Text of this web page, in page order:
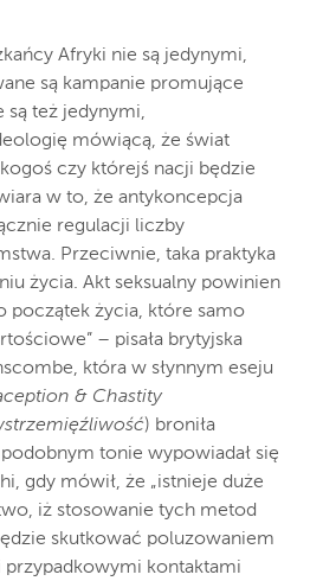
Afryki nie są jedynymi,
są kampanie promujące
są też jedynymi,
mówiącą, że świat
czy którejś nacji będzie
w to, że antykoncepcja
regulacji liczby
Przeciwnie, taka praktyka
życia. Akt seksualny powinien
początek życia, które samo
– pisała brytyjska
która w słynnym eseju
& Chastity
) broniła
podobnym tonie wypowiadał się
gdy mówił, że „istnieje duże
iż stosowanie tych metod
skutkować poluzowaniem
przypadkowymi kontaktami